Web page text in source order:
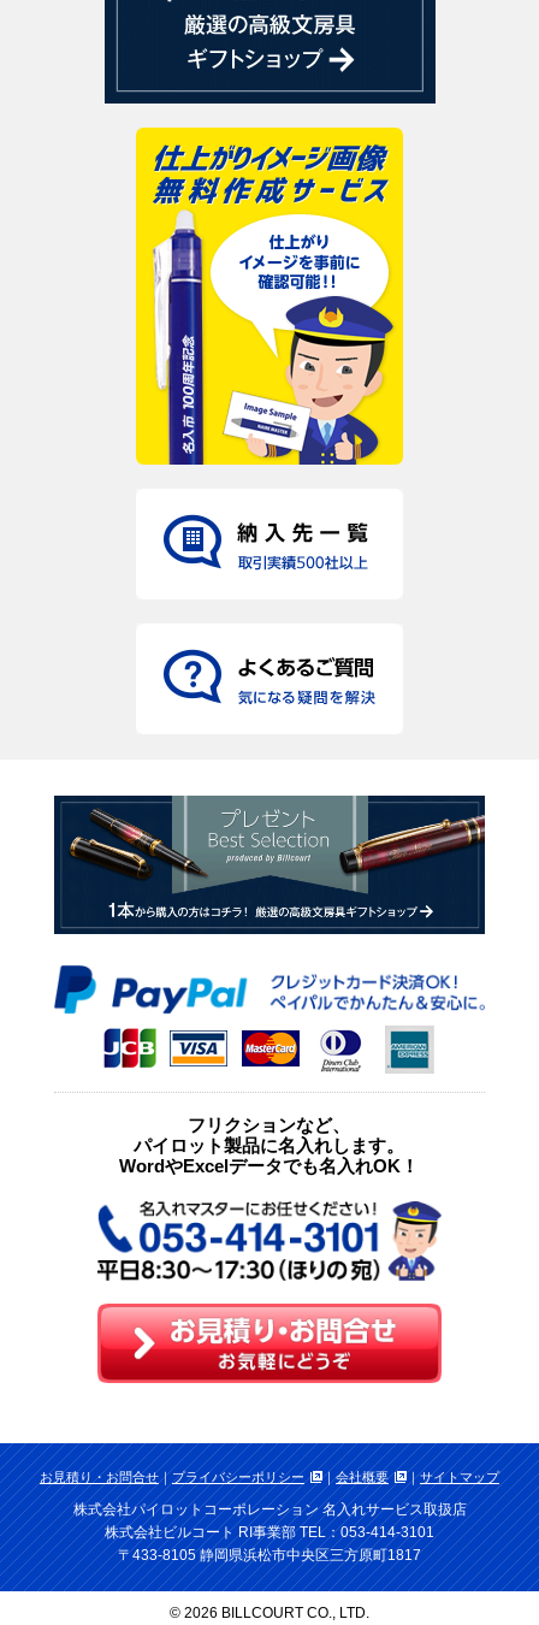
フリクションなど、
パイロット製品に名入れします。
WordやExcelデータでも名入れOK！
お見積り・お問合せ｜プライバシーポリシー ｜会社概要 ｜サイトマップ
株式会社パイロットコーポレーション名入れサービス取扱店
株式会社ビルコート RI事業部 TEL：053-414-3101
〒433-8105 静岡県浜松市中央区三方原町1817
© 2026 BILLCOURT CO., LTD.